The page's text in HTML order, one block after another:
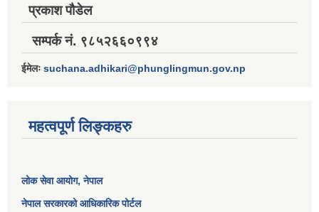
प्रकाश पौडेल
सम्पर्क नं. ९८५२६६०९९४
ईमेलः suchana.adhikari@phunglingmun.gov.np
महत्वपूर्ण लिङ्कहरु
लोक सेवा आयोग, नेपाल
नेपाल सरकारको आधिकारिक पोर्टल